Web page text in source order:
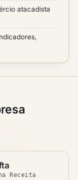
atacadista
Receita